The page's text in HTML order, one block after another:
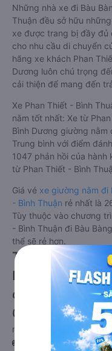
Những nhà xe đi Bàu
Thuận đều sở hữu
xe được trang bị đầy đủ
cho nhu cầu di chuyển
hãng xe khách Phan
Dương luôn chú trọng
cải thiện để mang đến
Xe Phan Thiết - Bình
nằm tốt nhất: Xe từ
Bình Dương giường
Trung bình với điểm
1047 phản hồi của hành
từ Phan Thiết - Bình
Giá vé xe giường nằm đi
- Bình Thuận rẻ nhất là
Tùy thuộc vào chương
- Bình Thuận đi Bàu
thể sẽ rẻ hơn.
Tư vấn TOP 4
Bình Dương từ
chất lượng cao,
08/2026
null
🚌 1. Xe Phương Anh